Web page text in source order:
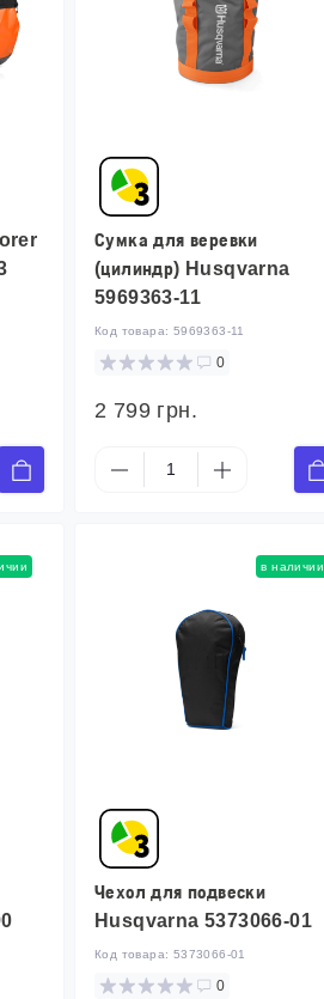
Сумка для веревки
(цилиндр) Husqvarna
5969363-11
Код товара: 5969363-11
0
2 799 грн.
в наличии
Чехол для подвески
Husqvarna 5373066-01
Код товара: 5373066-01
0